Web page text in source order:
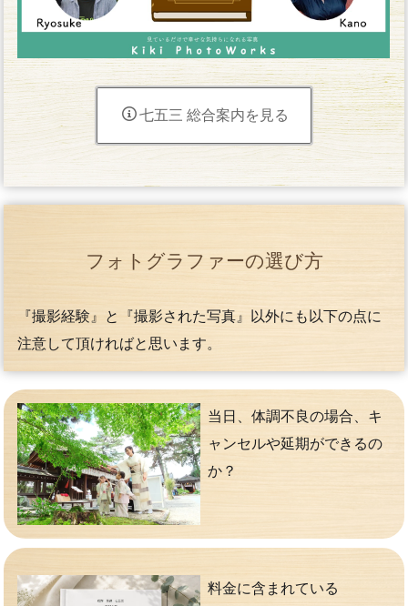
七五三 総合案内を見る
フォトグラファーの選び方
『撮影経験』と『撮影された写真』以外にも以下の点に
注意して頂ければと思います。
当日、体調不良の場合、キ
ャンセルや延期ができるの
か？
料金に含まれている